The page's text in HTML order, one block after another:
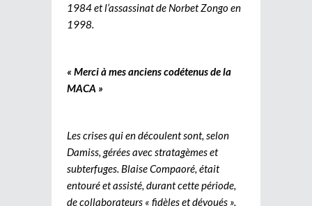
1984 et l’assassinat de Norbet Zongo en
1998.
« Merci à mes anciens codétenus de la
MACA »
Les crises qui en découlent sont, selon
Damiss, gérées avec stratagèmes et
subterfuges. Blaise Compaoré, était
entouré et assisté, durant cette période,
de collaborateurs « fidèles et dévoués ».